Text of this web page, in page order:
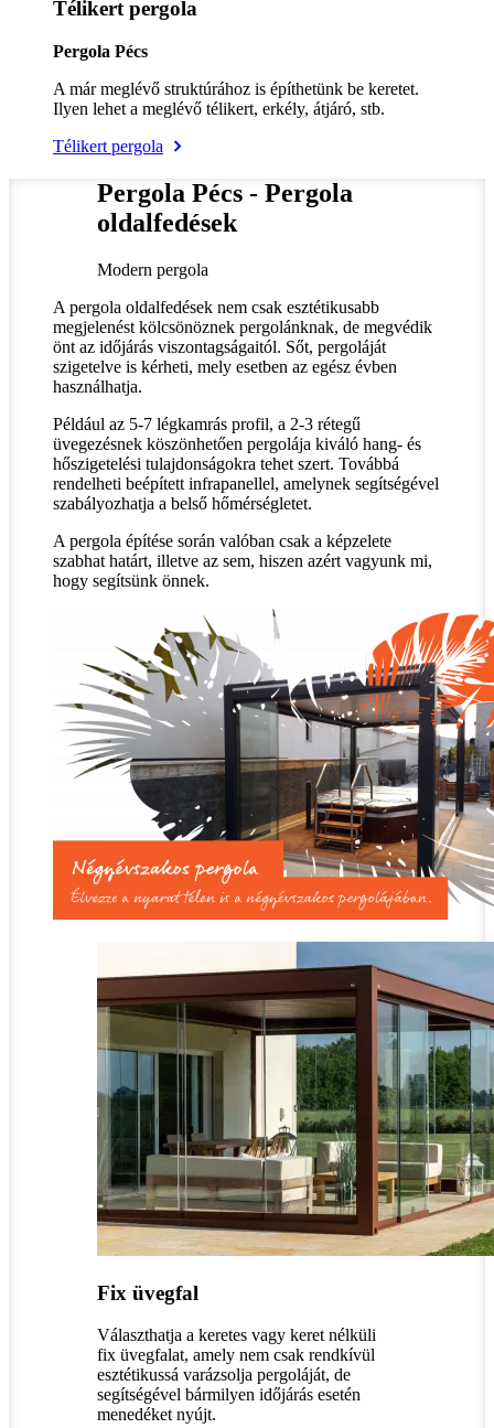
Télikert pergola
Pergola Pécs
A már meglévő struktúrához is építhetünk be keretet.
Ilyen lehet a meglévő télikert, erkély, átjáró, stb.
Télikert pergola
Pergola Pécs - Pergola
oldalfedések
Modern pergola
A pergola oldalfedések nem csak esztétikusabb
megjelenést kölcsönöznek pergolánknak, de megvédik
önt az időjárás viszontagságaitól. Sőt, pergoláját
szigetelve is kérheti, mely esetben az egész évben
használhatja.
Például az 5-7 légkamrás profil, a 2-3 rétegű
üvegezésnek köszönhetően pergolája kiváló hang- és
hőszigetelési tulajdonságokra tehet szert. Továbbá
rendelheti beépített infrapanellel, amelynek segítségével
szabályozhatja a belső hőmérségletet.
A pergola építése során valóban csak a képzelete
szabhat határt, illetve az sem, hiszen azért vagyunk mi,
hogy segítsünk önnek.
Fix üvegfal
Választhatja a keretes vagy keret nélküli
fix üvegfalat, amely nem csak rendkívül
esztétikussá varázsolja pergoláját, de
segítségével bármilyen időjárás esetén
menedéket nyújt.